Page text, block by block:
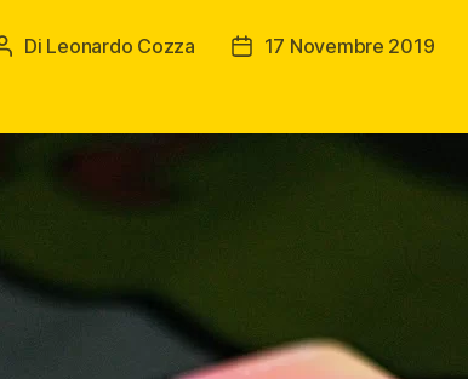
Autore
Di Leonardo Cozza
Data17 Novembre 2019